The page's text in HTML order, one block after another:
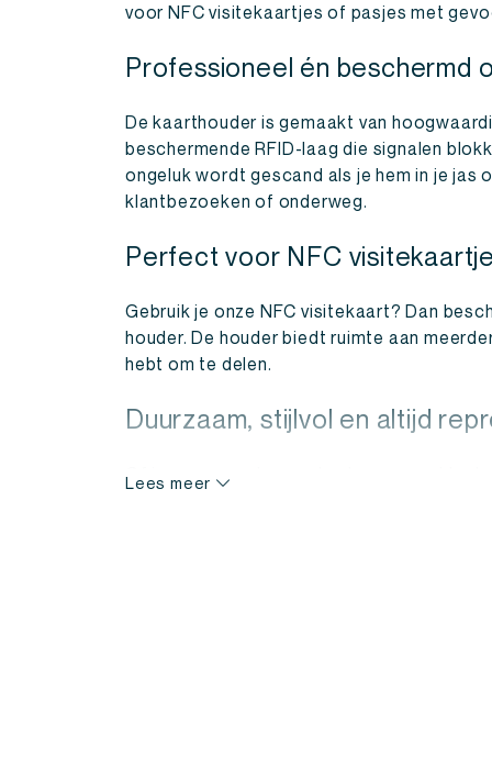
voor NFC visitekaartjes of pasjes met
Professioneel én beschermd
De kaarthouder is gemaakt van
beschermende RFID-laag die signalen
ongeluk wordt gescand als je hem in je jas
klantbezoeken of onderweg.
Perfect voor NFC
Gebruik je onze NFC visitekaart? Dan
houder. De houder biedt ruimte aan
hebt om te delen.
Duurzaam, stijlvol en altijd
Of je nu op een beurs staat, naar een
Lees meer